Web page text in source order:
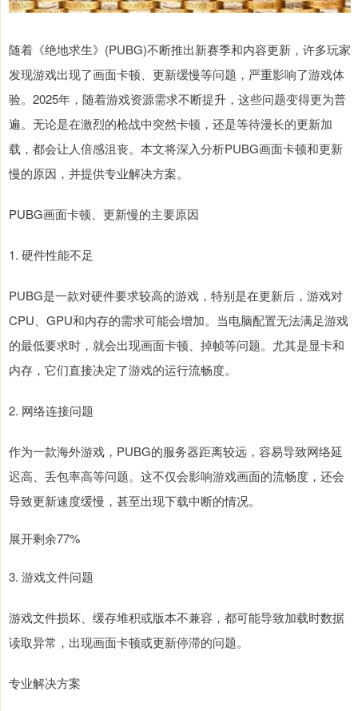
随着《绝地求生》(PUBG)不断推出新赛季和内容更新，许多玩家
发现游戏出现了画面卡顿、更新缓慢等问题，严重影响了游戏体
验。2025年，随着游戏资源需求不断提升，这些问题变得更为普
遍。无论是在激烈的枪战中突然卡顿，还是等待漫长的更新加
载，都会让人倍感沮丧。本文将深入分析PUBG画面卡顿和更新
慢的原因，并提供专业解决方案。
PUBG画面卡顿、更新慢的主要原因
1. 硬件性能不足
PUBG是一款对硬件要求较高的游戏，特别是在更新后，游戏对
CPU、GPU和内存的需求可能会增加。当电脑配置无法满足游戏
的最低要求时，就会出现画面卡顿、掉帧等问题。尤其是显卡和
内存，它们直接决定了游戏的运行流畅度。
2. 网络连接问题
作为一款海外游戏，PUBG的服务器距离较远，容易导致网络延
迟高、丢包率高等问题。这不仅会影响游戏画面的流畅度，还会
导致更新速度缓慢，甚至出现下载中断的情况。
展开剩余77%
3. 游戏文件问题
游戏文件损坏、缓存堆积或版本不兼容，都可能导致加载时数据
读取异常，出现画面卡顿或更新停滞的问题。
专业解决方案